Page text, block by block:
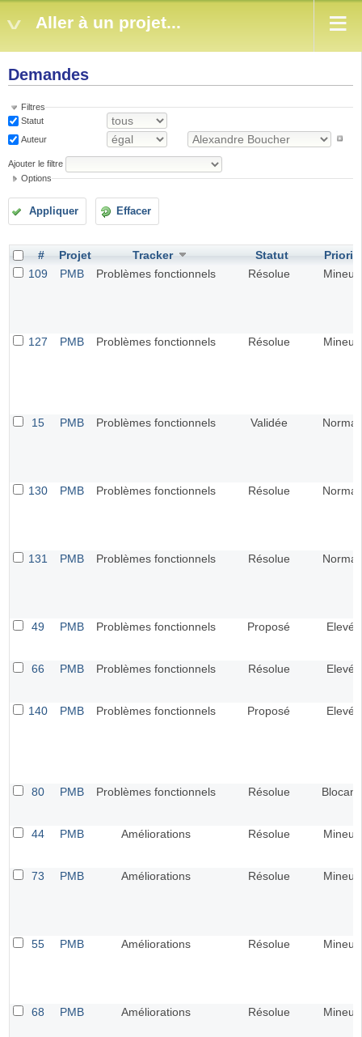
Aller à un projet...
Demandes
Filtres
Statut
Auteur
Ajouter le filtre
Options
Appliquer Effacer
# Projet Tracker Statut
109
PMB Problèmes fonctionnels Résolue Mineur
127 PMB Problèmes fonctionnels Résolue Mineur
15 PMB Problèmes fonctionnels Validée Normal
130 PMB Problèmes fonctionnels Résolue Normal
131 PMB Problèmes fonctionnels Résolue Normal
49 PMB Problèmes fonctionnels Proposé Elevé
66 PMB Problèmes fonctionnels Résolue Elevé
140 PMB Problèmes fonctionnels Proposé Elevé
80 PMB Problèmes fonctionnels Résolue Blocant
44 PMB Améliorations Résolue Mineur
73 PMB Améliorations Résolue Mineur
55 PMB Améliorations Résolue Mineur
68 PMB Améliorations Résolue Mineur